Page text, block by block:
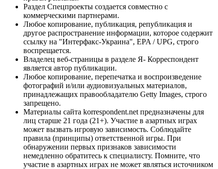
Раздел Спецпроекты создается совместно с
коммерческими партнерами.
Любое копирование, публикация, републикация и
другое распространение информации, которое содержит
ссылку на "Интерфакс-Украина", EPA / UPG, строго
воспрещается.
Владелец веб-страницы в разделе Я- Корреспондент
является автор публикации.
Любое копирование, перепечатка и воспроизведение
фотографий и/или аудиовизуальных материалов,
принадлежащих правообладателю Getty Images, строго
запрещено.
Материалы сайта korrespondent.net предназначены для
лиц старше 21 года (21+). Участие в азартных играх
может вызвать игровую зависимость. Соблюдайте
правила (принципы) ответственной игры. При
обнаружении первых признаков зависимости
немедленно обратитесь к специалисту. Помните, что
участие в азартных играх не может являться источником